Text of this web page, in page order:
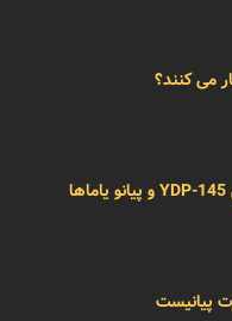
می کنند؟
تفاوت بین پیانو یاماها مدل YDP-145 و پیانو یاماها
پیانیست